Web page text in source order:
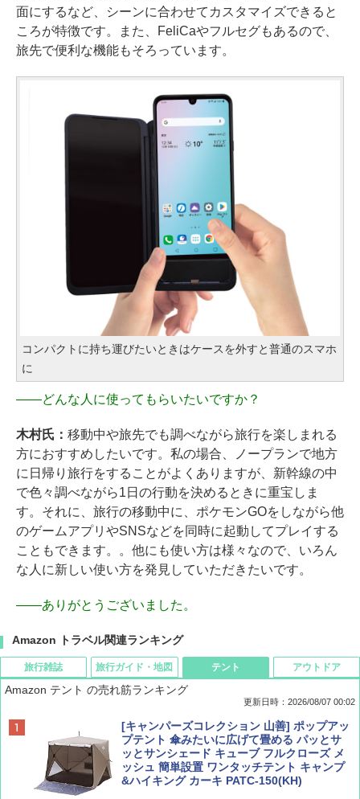
面にするなど、シーンに合わせてカスタマイズできると
ころが特徴です。また、FeliCaやフルセグもあるので、
旅先で便利な機能もそろっています。
コンパクトに持ち運びたいときはケースを外すと普通のスマホ
に
――どんな人に使ってもらいたいですか？
木村氏： 移動中や旅先でも調べながら旅行を楽しまれる
方におすすめしたいです。私の場合、ノープランで地方
に日帰り旅行をすることがよくありますが、新幹線の中
で色々調べながら1日の行動を決めるときに重宝しま
す。それに、旅行の移動中に、ポケモンGOをしながら他
のゲームアプリやSNSなどを同時に起動してプレイする
こともできます。。他にも使い方は様々なので、いろん
な人に新しい使い方を発見していただきたいです。
――ありがとうございました。
Amazon トラベル関連ランキング
旅行雑誌
ディズニーファン ２０２６年 ９月号 [雑
誌] (ＤＩＳＮＥＹ ＦＡＮ)
￥713
旅行ガイド・地図
D40 地球の歩き方 チェンマイ タイ北部の魅
力的な町 2026～2027 地球の歩き方D アジア
￥2,079
テント
Amazon テント の売れ筋ランキング
更新日時：2026/08/07 00:02
[キャンパーズコレクション 山善] ポップアッ
プテント 傘みたいに広げて畳める パッとサ
ッとサンシェード キューブ フルクローズ メ
ッシュ 簡単設置 ワンタッチテント キャンプ
&ハイキング カーキ PATC-150(KH)
アウトドア